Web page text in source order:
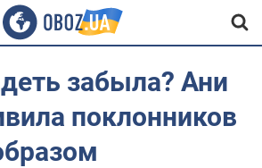
забыла? Ани
поклонников